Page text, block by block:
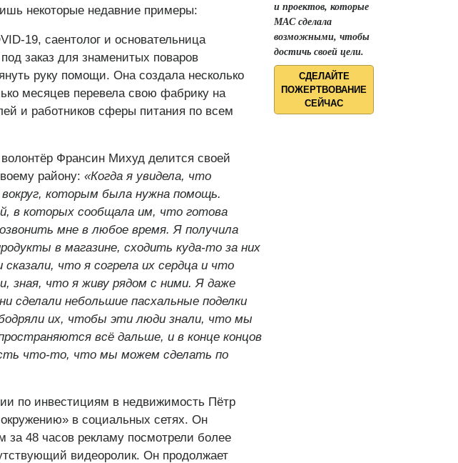
и проектов, которые
МАС сделала
возможными, чтобы
достичь своей цели.
СДЕЛАЙТЕ
ПОЖЕРТВОВАНИЕ
СЕЙЧАС
некоторые недавние примеры:
19, саентолог и основательница
заказ для знаменитых поваров
руку помощи. Она создала несколько
месяцев перевела свою фабрику на
и работников сферы питания по всем
Франсин Михуд делится своей
району: «Когда я увидела, что
которым была нужна помощь.
в которых сообщала им, что готова
мне в любое время. Я получила
в магазине, сходить куда-то за них
что я согрела их сердца и что
зная, что я живу рядом с ними. Я даже
сделали небольшие пасхальные поделки
их, чтобы эти люди знали, что мы
всё дальше, и в конце концов
что-то, что мы можем сделать по
по инвестициям в недвижимость Пётр
окружению» в социальных сетях. Он
48 часов рекламу посмотрели более
видеоролик. Он продолжает